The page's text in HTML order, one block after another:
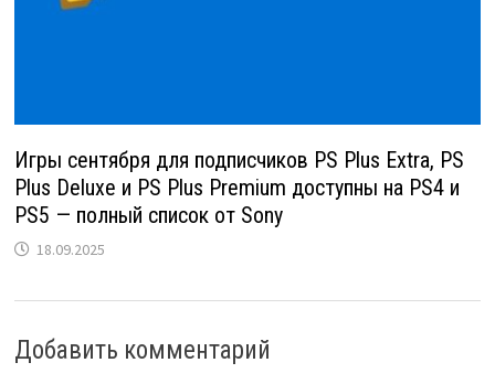
Игры сентября для подписчиков PS Plus Extra, PS
Plus Deluxe и PS Plus Premium доступны на PS4 и
PS5 — полный список от Sony
18.09.2025
Добавить комментарий